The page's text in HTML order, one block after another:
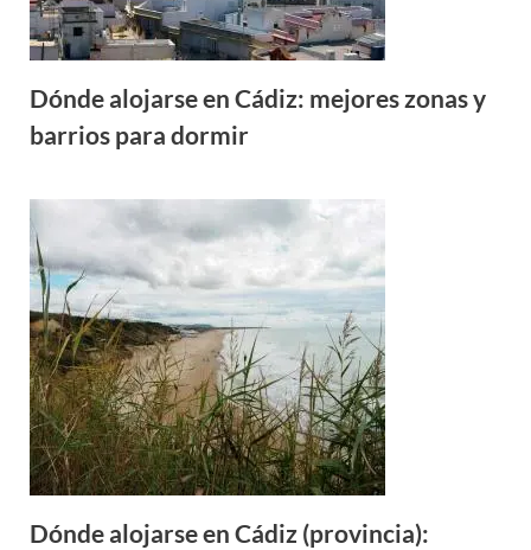
Dónde alojarse en Cádiz: mejores zonas y
barrios para dormir
Dónde alojarse en Cádiz (provincia):